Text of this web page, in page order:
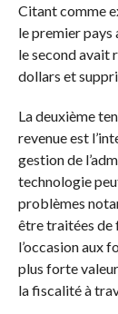
Citant comme
le premier pays
le second avait
dollars et
La deuxième
revenue est
gestion de
technologie
problèmes
être traitées de
l’occasion aux
plus forte
la fiscalité à